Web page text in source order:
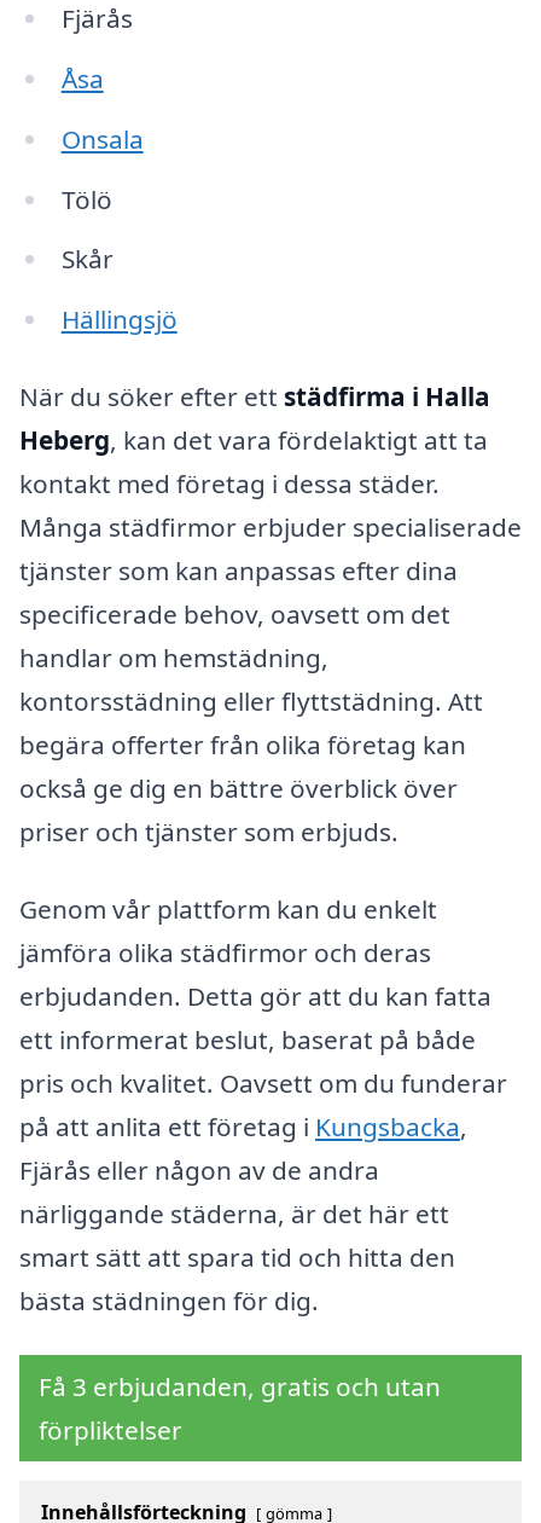
Fjärås
Åsa
Onsala
Tölö
Skår
Hällingsjö
När du söker efter ett städfirma i Halla
Heberg, kan det vara fördelaktigt att ta
kontakt med företag i dessa städer.
Många städfirmor erbjuder specialiserade
tjänster som kan anpassas efter dina
specificerade behov, oavsett om det
handlar om hemstädning,
kontorsstädning eller flyttstädning. Att
begära offerter från olika företag kan
också ge dig en bättre överblick över
priser och tjänster som erbjuds.
Genom vår plattform kan du enkelt
jämföra olika städfirmor och deras
erbjudanden. Detta gör att du kan fatta
ett informerat beslut, baserat på både
pris och kvalitet. Oavsett om du funderar
på att anlita ett företag i Kungsbacka,
Fjärås eller någon av de andra
närliggande städerna, är det här ett
smart sätt att spara tid och hitta den
bästa städningen för dig.
Få 3 erbjudanden, gratis och utan
förpliktelser
Innehållsförteckning gömma